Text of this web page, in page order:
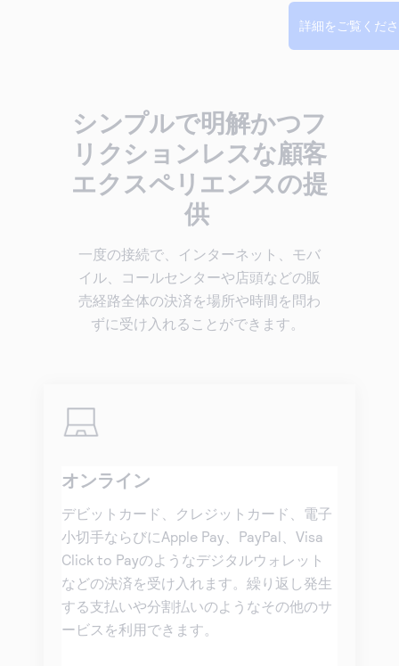
詳細をご覧くだ
シンプルで明解かつフ
リクションレスな顧客
エクスペリエンスの提
供
一度の接続で、インターネット、モバ
イル、コールセンターや店頭などの販
売経路全体の決済を場所や時間を問わ
ずに受け入れることができます。
オンライン
デビットカード、クレジットカード、電子
小切手ならびにApple Pay、PayPal、Visa
Click to Payのようなデジタルウォレット
などの決済を受け入れます。繰り返し発生
する支払いや分割払いのようなその他のサ
ービスを利用できます。